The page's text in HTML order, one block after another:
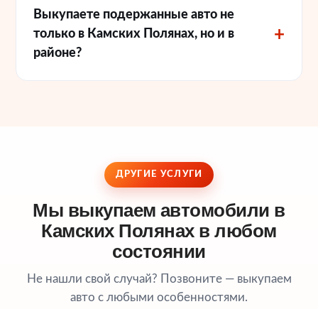
Выкупаете подержанные авто не
только в Камских Полянах, но и в
районе?
ДРУГИЕ УСЛУГИ
Мы выкупаем автомобили в
Камских Полянах в любом
состоянии
Не нашли свой случай? Позвоните — выкупаем
авто с любыми особенностями.